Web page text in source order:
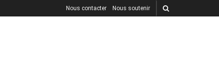
Nous contacter Nous soutenir